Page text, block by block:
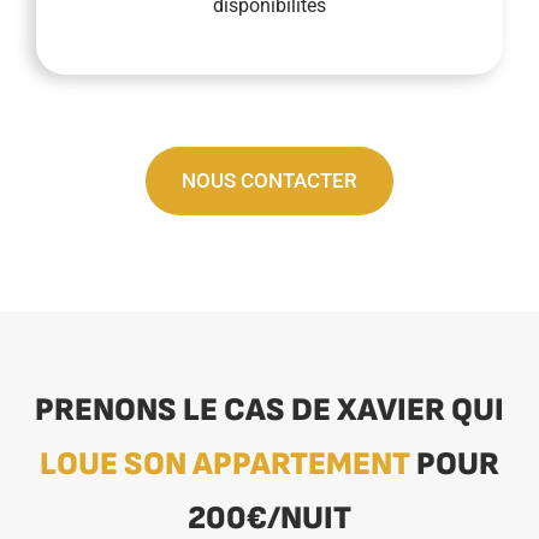
disponibilités
NOUS CONTACTER
PRENONS LE CAS DE XAVIER QUI
LOUE SON APPARTEMENTPOUR
200€/NUIT